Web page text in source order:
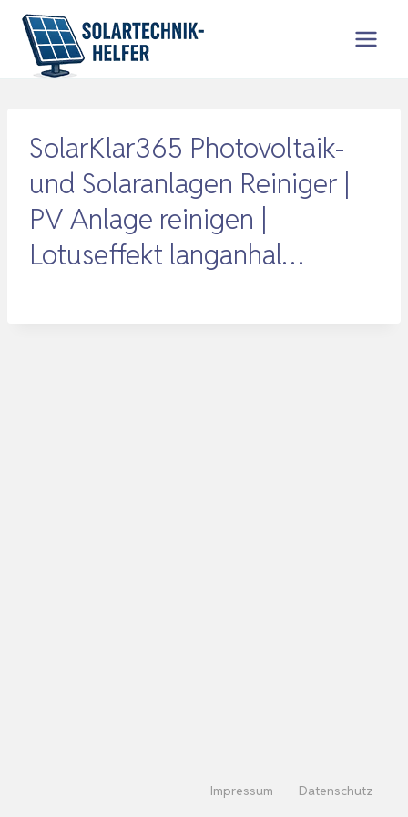
Zum
Inhalt
springen
SolarKlar365 Photovoltaik-
und Solaranlagen Reiniger |
PV Anlage reinigen |
Lotuseffekt langanhal…
Impressum Datenschutz